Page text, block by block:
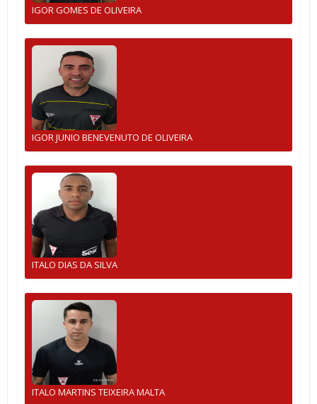
IGOR GOMES DE OLIVEIRA
IGOR JUNIO BENEVENUTO DE OLIVEIRA
ITALO DIAS DA SILVA
ITALO MARTINS TEIXEIRA MALTA